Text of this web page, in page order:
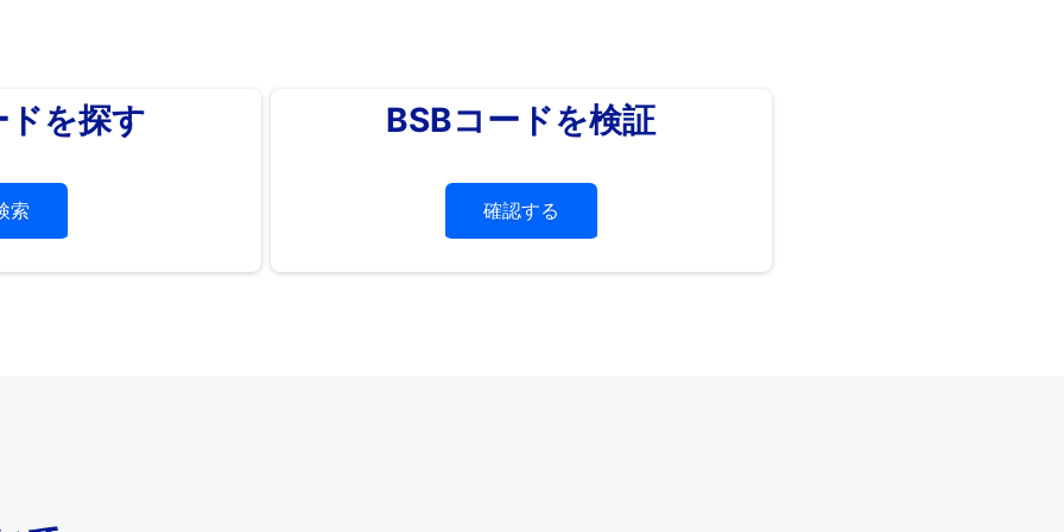
を探す
索
BSBコードを検証
確認する